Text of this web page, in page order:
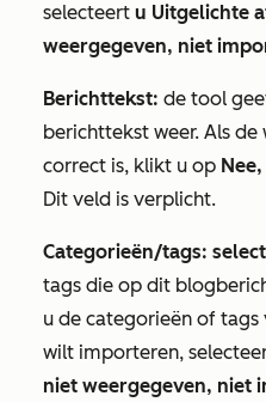
selecteert u Uitgelichte
weergegeven, niet
Berichttekst: de tool
berichttekst weer. Als
correct is, klikt u op
Dit veld is verplicht.
Categorieën/tags:
tags die op dit
u de categorieën of
wilt importeren,
niet weergegeven, niet